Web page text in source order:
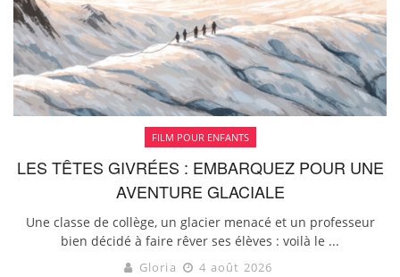
FILM POUR ENFANTS
LES TÊTES GIVRÉES : EMBARQUEZ POUR UNE
AVENTURE GLACIALE
Une classe de collège, un glacier menacé et un professeur
bien décidé à faire rêver ses élèves : voilà le ...
Gloria 4 août 2026